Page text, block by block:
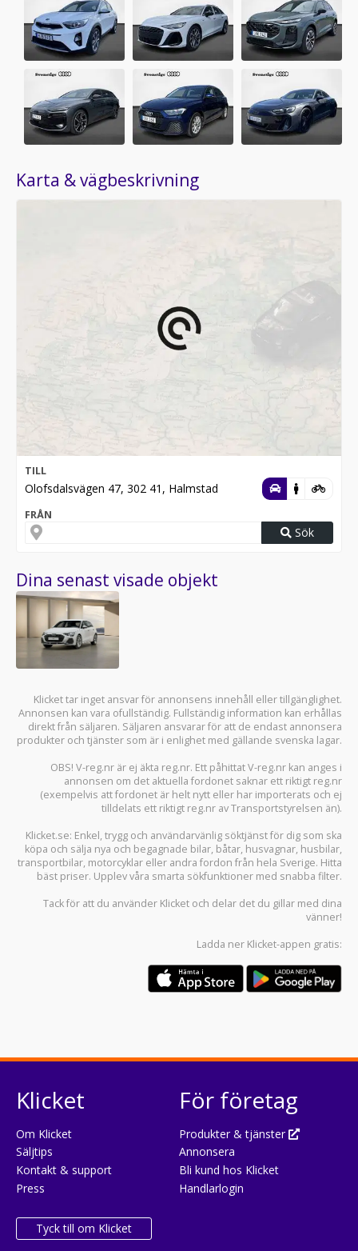
Karta & vägbeskrivning
TILL
Olofsdalsvägen 47, 302 41, Halmstad
FRÅN
Sök
Dina senast visade objekt
Klicket tar inget ansvar för annonsens innehåll eller tillgänglighet.
Annonsen kan vara ofullständig. Fullständig information kan erhållas
direkt från säljaren. Säljaren ansvarar för att de endast annonsera
produkter och tjänster som är i enlighet med gällande svenska lagar.
OBS! V-reg.nr är ej äkta reg.nr. Ett påhittat V-reg.nr kan anges i
annonsen om det aktuella fordonet saknar ett riktigt reg.nr
(exempelvis att fordonet är helt nytt eller har importerats och ej
tilldelats ett riktigt reg.nr av Transportstyrelsen än).
Klicket.se: Enkel, trygg och användarvänlig söktjänst för dig som ska
köpa och sälja nya och begagnade bilar, båtar, husvagnar, husbilar,
transportbilar, motorcyklar eller andra fordon från hela Sverige. Hitta
bäst priser. Upplev våra smarta sökfunktioner med snabba filter.
Tack för att du använder Klicket och delar det du gillar med dina
vänner!
Ladda ner Klicket-appen gratis:
Klicket
Om Klicket
Säljtips
Kontakt & support
Press
Tyck till om Klicket
För företag
Produkter & tjänster
Annonsera
Bli kund hos Klicket
Handlarlogin